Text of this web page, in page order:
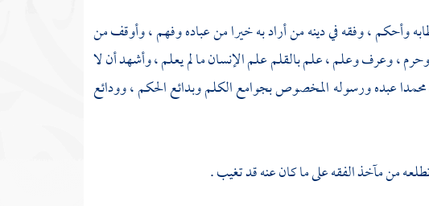
وأحكم ، وفقه في دينه من أراد به خيرا من عباده وفهم ، وأوقف من
، وعرف وعلم ، علم بالقلم علم الإنسان ما لم يعلم ، وأشهد أن لا
محمداعبده ورسوله المخصوص بجوامع الكلم وبدائع الحكم ، وودائع
من مآخذ الفقه على ما كان عنه قد تغيب .